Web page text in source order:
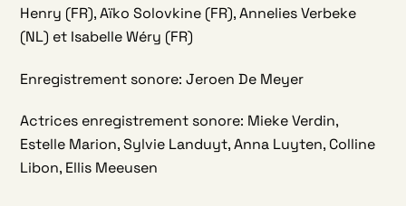
Henry (FR), Aïko Solovkine (FR), Annelies Verbeke
(NL) et Isabelle Wéry (FR)
Enregistrement sonore: Jeroen De Meyer
Actrices enregistrement sonore: Mieke Verdin,
Estelle Marion, Sylvie Landuyt, Anna Luyten, Colline
Libon, Ellis Meeusen